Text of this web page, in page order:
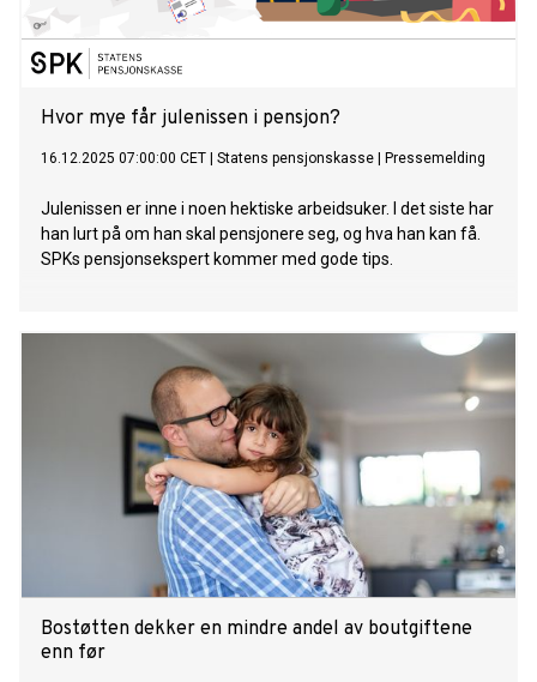
Hvor mye får julenissen i pensjon?
16.12.2025 07:00:00 CET Statens pensjonskasse Pressemelding
Julenissen er inne i noen hektiske arbeidsuker. I det siste har
han lurt på om han skal pensjonere seg, og hva han kan få.
SPKs pensjonsekspert kommer med gode tips.
Bostøtten dekker en mindre andel av boutgiftene
enn før